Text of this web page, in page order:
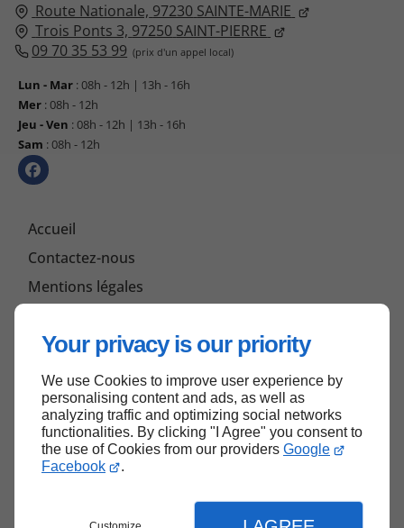
Your privacy is our priority
We use Cookies to improve user experience by
personalising content and ads, as well as
analyzing traffic and optimizing social networks
functionalities. By clicking "I Agree" you consent to
the use of Cookies from our providers Google
Facebook
.
Route Nationale, 97230 SAINTE-MARIE
Trois Ponts 3, 97250 SAINT-PIERRE
09 70 35 53 99
Lun - Mar : 08h - 12h | 13h - 16h
Mer : 08h - 12h
Jeu - Ven : 08h - 12h | 13h - 16h
Sam : 08h - 12h
Accueil
Contactez-nous
Mentions légales
Haut de page